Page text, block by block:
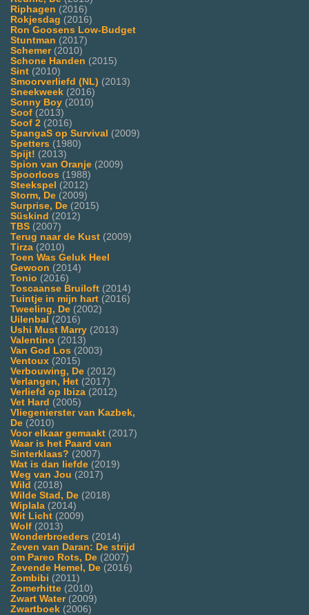
Riphagen (2016)
Rokjesdag (2016)
Ron Goosens Low-Budget
Stuntman (2017)
Schemer(2010)
Schone Handen (2015)
Sint (2010)
Smoorverliefd (NL) (2013)
Sneekweek (2016)
Sonny Boy (2010)
Soof (2013)
Soof 2 (2016)
SpangaS op Survival (2009)
Spetters (1980)
Spijt! (2013)
Spion van Oranje (2009)
Spoorloos (1988)
Steekspel (2012)
Storm, De (2009)
Surprise, De (2015)
Süskind (2012)
TBS (2007)
Terug naar de Kust (2009)
Tirza (2010)
Toen Was Geluk Heel
Gewoon (2014)
Tonio (2016)
Toscaanse Bruiloft (2014)
Tuintje in mijn hart (2016)
Tweeling, De (2002)
Uilenbal (2016)
Ushi Must Marry (2013)
Valentino (2013)
Van God Los (2003)
Ventoux (2015)
Verbouwing, De (2012)
Verlangen, Het (2017)
Verliefd op Ibiza (2012)
Vet Hard (2005)
Vliegenierster van Kazbek,
De (2010)
Voor elkaar gemaakt (2017)
Waar is het Paard van
Sinterklaas? (2007)
Wat is dan liefde (2019)
Weg van Jou (2017)
Wild (2018)
Wilde Stad, De (2018)
Wiplala (2014)
Wit Licht (2009)
Wolf (2013)
Wonderbroeders (2014)
Zeven van Daran: De strijd
om Pareo Rots, De (2007)
Zevende Hemel, De (2016)
Zombibi (2011)
Zomerhitte (2010)
Zwart Water(2009)
Zwartboek (2006)